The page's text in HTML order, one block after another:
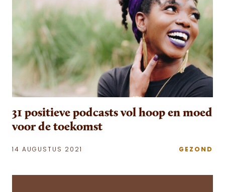
31 positieve podcasts vol hoop en moed
voor de toekomst
14 AUGUSTUS 2021 GEZOND